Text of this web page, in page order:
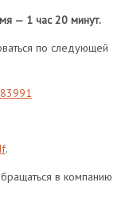
— 1 час 20 минут.
по следующей
.
в компанию